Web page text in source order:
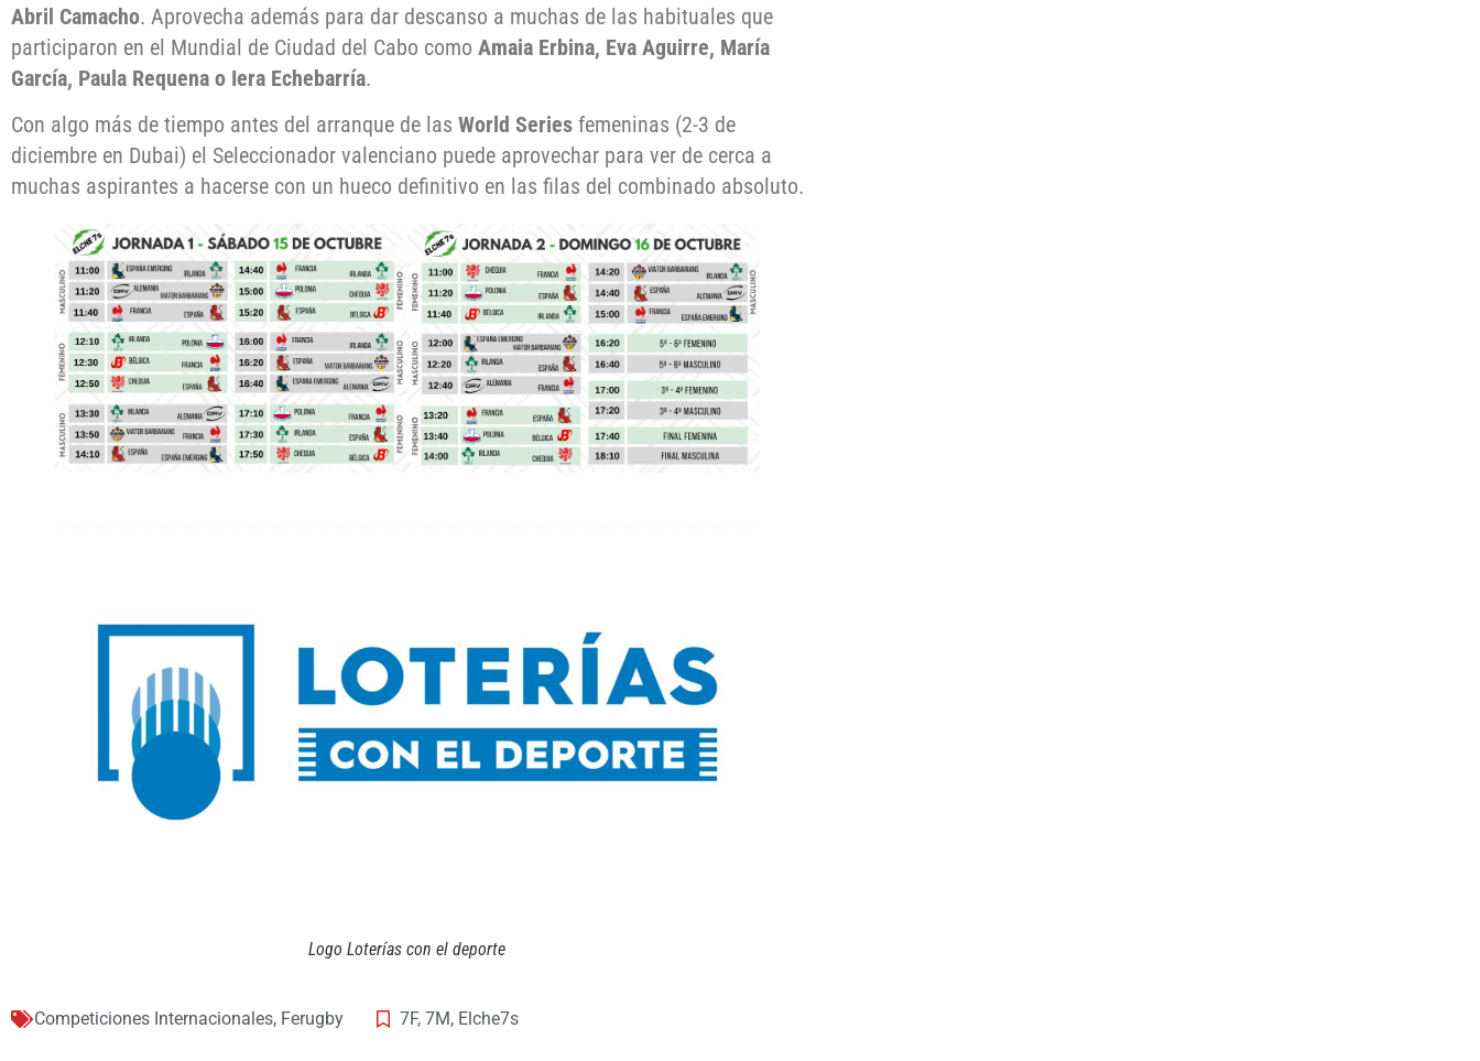
Abril Camacho. Aprovecha además para dar descanso a muchas de las habituales que
participaron en el Mundial de Ciudad del Cabo como Amaia Erbina, Eva Aguirre, María
García, Paula Requena o Iera Echebarría.
Con algo más de tiempo antes del arranque de las World Series femeninas (2-3 de
diciembre en Dubai) el Seleccionador valenciano puede aprovechar para ver de cerca a
muchas aspirantes a hacerse con un hueco definitivo en las filas del combinado absoluto.
Logo Loterías con el deporte
Competiciones Internacionales, Ferugby 7F, 7M, Elche7s